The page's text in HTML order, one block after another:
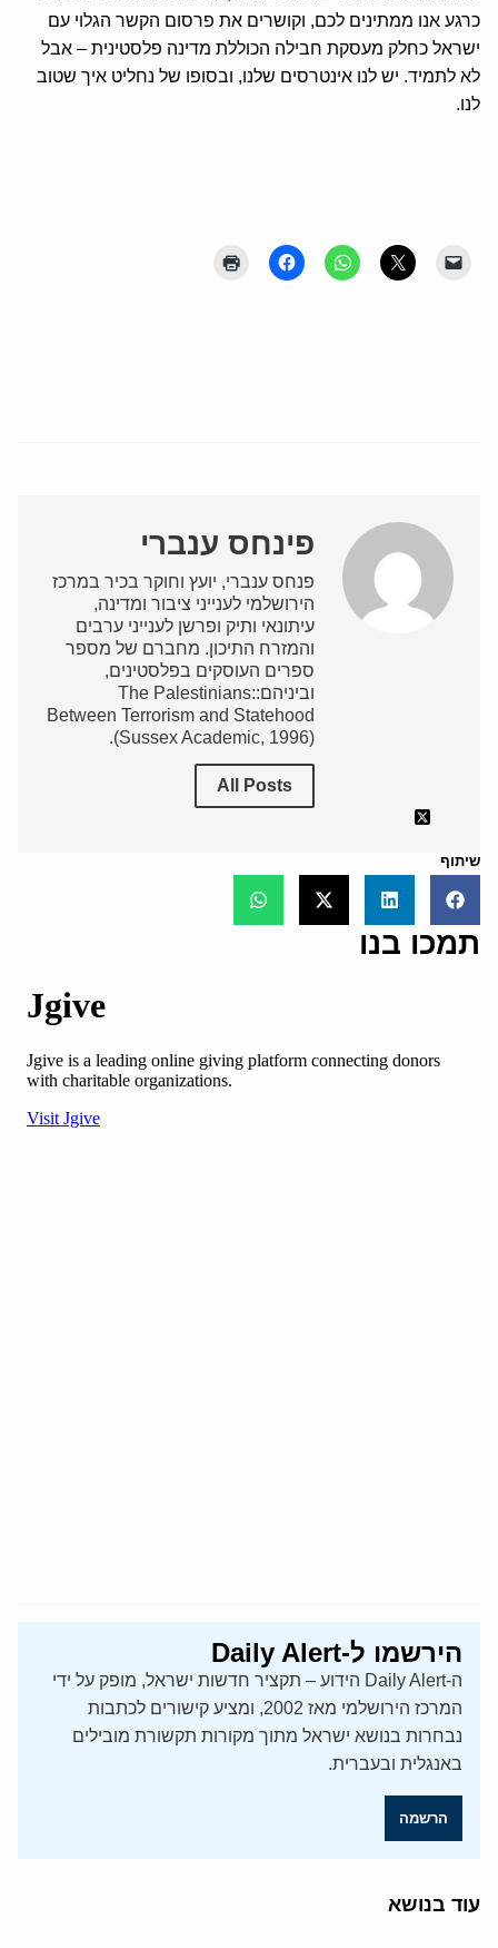
כרגע אנו ממתינים לכם, וקושרים את פרסום הקשר הגלוי עם
ישראל כחלק מעסקת חבילה הכוללת מדינה פלסטינית – אבל
לא לתמיד. יש לנו אינטרסים שלנו, ובסופו של נחליט איך שטוב
לנו.
פינחס ענברי
פנחס ענברי, יועץ וחוקר בכיר במרכז
הירושלמי לענייני ציבור ומדינה,
עיתונאי ותיק ופרשן לענייני ערבים
והמזרח התיכון. מחברם של מספר
ספרים העוסקים בפלסטינים,
וביניהם:The Palestinians:
Between Terrorism and Statehood
(Sussex Academic, 1996).
All Posts
שיתוף
תמכו בנו
הירשמו ל-Daily Alert
ה-Daily Alert הידוע – תקציר חדשות ישראל, מופק על ידי
המרכז הירושלמי מאז 2002, ומציע קישורים לכתבות
נבחרות בנושא ישראל מתוך מקורות תקשורת מובילים
באנגלית ובעברית.
הרשמה
עוד בנושא